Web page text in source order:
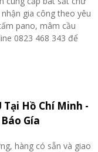
gia công theo yêu
pano, mâm cầu
0823 468 343 để
Tại Hồ Chí Minh -
Gía
hàng có sẵn và giao